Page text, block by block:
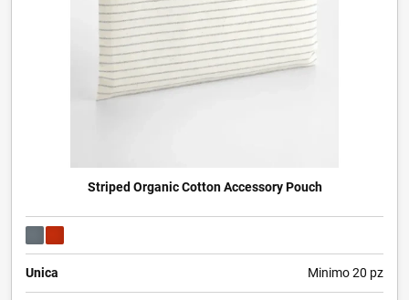
Striped Organic Cotton Accessory Pouch
Unica Minimo 20 pz